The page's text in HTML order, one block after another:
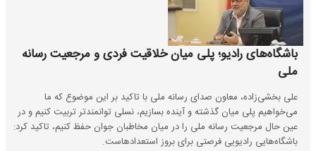
باشگاه‌های رادیو؛ پلی میان خلاقیت فردی و مرجعیت رسانه
ملی
علی بخشی‌زاده، معاون صدای رسانه ملی با تاکید بر این موضوع که ما
می‌خواهیم پلی میان گذشته و آینده بسازیم، نسلی توانمندتر تربیت کنیم و در
عین حال مرجعیت رسانه ملی را در میان مخاطبان جوان حفظ کنیم، تاکید کرد:
باشگاه‌هایی رادیویی فرصتی برای بروز استعدادهاست.